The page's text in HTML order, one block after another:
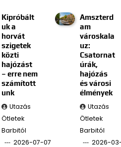
Kipróbált
uk a
horvát
szigetek
közti
hajózást
– erre nem
számított
unk
Utazás
Ötletek
Barbitól
2026-07-07
Amszterd
am
városkala
uz:
Csatornat
úrák,
hajózás
és városi
élmények
Utazás
Ötletek
Barbitól
2026-